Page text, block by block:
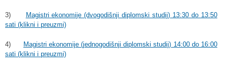
3)
Magistri ekonomije (dvogodišnji diplomski studij) 13:30 do 13:50
sati (klikni i preuzmi)
4)
Magistri ekonomije (jednogodišnji diplomski studij) 14:00 do 16:00
sati (klikni i preuzmi)